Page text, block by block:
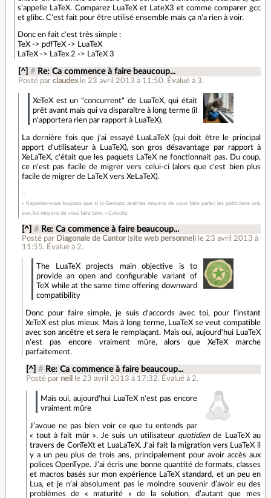
s'appelle LaTeX. Comparez LuaTeX et LateX3 et comme comparer gcc
et glibc. C'est fait pour être utilisé ensemble mais ça n'a rien à voir.
Donc en fait c'est très simple :
TeX -> pdfTeX -> LuaTeX
LaTeX -> LaTex 2 -> LaTeX 3
[^] # Re: Ca commence à faire beaucoup...
Posté par claudex le 23 avril 2013 à 11:50. Évalué à 3.
XeTeX est un "concurrent" de LuaTeX, qui était
prêt avant mais qui va disparaître à long terme (il
n'apportera rien par rapport à LuaTeX).
La dernière fois que j'ai essayé LuaLaTeX (qui doit être le principal
apport d'utilisateur à LuaTeX), son gros désavantage par rapport à
XeLaTeX, c'était que les paquets LaTeX ne fonctionnait pas. Du coup,
ce n'est pas facile de migrer vers celui-ci (alors que c'est bien plus
facile de migrer de LaTeX vers XeLaTeX).
« Rappelez-vous toujours que si la Gestapo avait les moyens de vous faire parler, les politiciens ont,
eux, les moyens de vous faire taire. » Coluche
[^] # Re: Ca commence à faire beaucoup...
Posté par Diagonale de Cantor (site web personnel ) le 23 avril 2013 à
11:55. Évalué à 2.
The LuaTeX projects main objective is to
provide an open and configurable variant of
TeX while at the same time offering downward
compatibility
Donc pour faire simple, je suis d'accords avec toi, pour l'instant
XeTeX est plus mieux. Mais à long terme, LuaTeX se veut compatible
avec son ancêtre et sera le remplaçant. Mais oui, aujourd'hui LuaTeX
n'est pas encore vraiment mûre, alors que XeTeX marche
parfaitement.
[^] # Re: Ca commence à faire beaucoup...
Posté par neil le 23 avril 2013 à 17:32. Évalué à 2.
Mais oui, aujourd'hui LuaTeX n'est pas encore
vraiment mûre
J’avoue ne pas bien voir ce que tu entends par
« tout à fait mûr ». Je suis un utilisateur quotidiende LuaTeX au
travers de ConTeXt et LuaLaTeX. J’ai fait la migration vers LuaTeX il
y a un peu plus de trois ans, principalement pour avoir accès aux
polices OpenType. J’ai écris une bonne quantité de formats, classes
et macros basés sur mon expérience LaTeX standard, et un peu en
Lua, et je n’ai absolument pas le moindre souvenir d’avoir eu des
problèmes de « maturité » de la solution, d’autant que mes